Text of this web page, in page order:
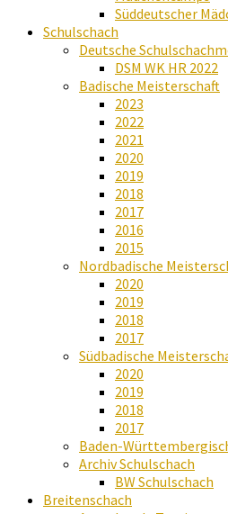
Süddeutscher
Schulschach
Deutsche
DSM WK HR 2022
Badische Meisterschaft
2023
2022
2021
2020
2019
2018
2017
2016
2015
Nordbadische
2020
2019
2018
2017
Südbadische
2020
2019
2018
2017
Baden-
Archiv Schulschach
BW Schulschach
Breitenschach